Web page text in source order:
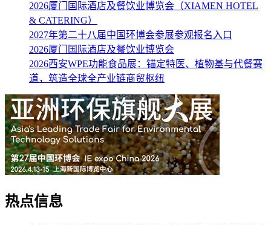
2026厦门国际酒店及餐饮业博览会（XIAMEN HOTEL
& CATERING）
2027年第二十八届中国环博会参展参观报名入口
2026厦门国际酒店及餐饮业博览会
2026西安WPE功能食品展：锚定特医、植物基与代餐赛
道，筑造全球全产业链商贸枢纽
热点信息